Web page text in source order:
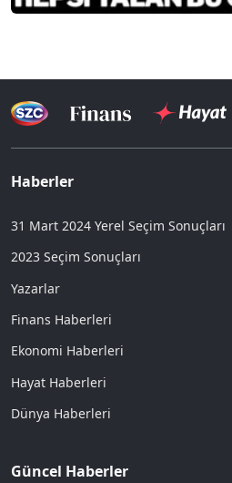
Haberler
31 Mart 2024 Yerel Seçim Sonuçları
2023 Seçim Sonuçları
Yazarlar
Finans Haberleri
Ekonomi Haberleri
Hayat Haberleri
Dünya Haberleri
Güncel Haberler